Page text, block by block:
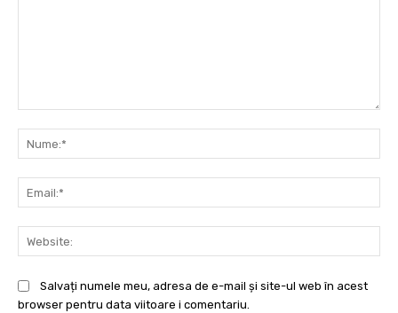
Salvați numele meu, adresa de e-mail și site-ul web în acest
browser pentru data viitoare i comentariu.